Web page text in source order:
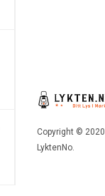
Copyright © 2020
LyktenNo.